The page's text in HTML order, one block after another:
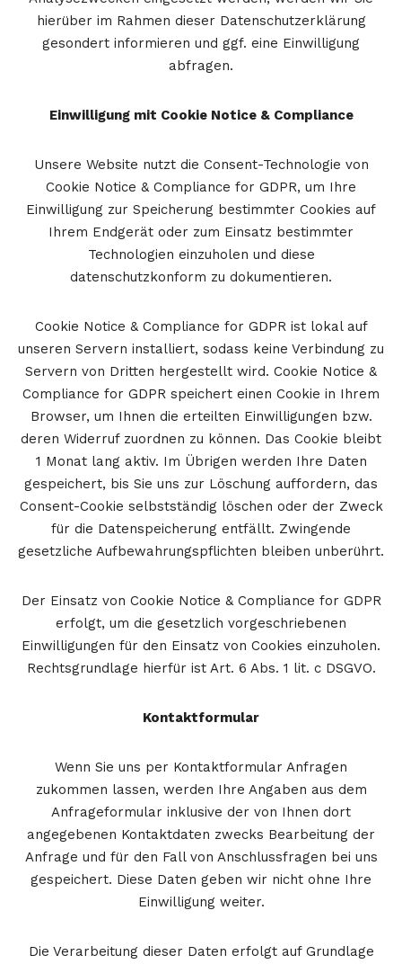
hierüber im Rahmen dieser Datenschutzerklärung
gesondert informieren und ggf. eine Einwilligung
abfragen.
Einwilligung mit Cookie Notice & Compliance
Unsere Website nutzt die Consent-Technologie von
Cookie Notice & Compliance for GDPR, um Ihre
Einwilligung zur Speicherung bestimmter Cookies auf
Ihrem Endgerät oder zum Einsatz bestimmter
Technologien einzuholen und diese
datenschutzkonform zu dokumentieren.
Cookie Notice & Compliance for GDPR ist lokal auf
unseren Servern installiert, sodass keine Verbindung zu
Servern von Dritten hergestellt wird. Cookie Notice &
Compliance for GDPR speichert einen Cookie in Ihrem
Browser, um Ihnen die erteilten Einwilligungen bzw.
deren Widerruf zuordnen zu können. Das Cookie bleibt
1 Monat lang aktiv. Im Übrigen werden Ihre Daten
gespeichert, bis Sie uns zur Löschung auffordern, das
Consent-Cookie selbstständig löschen oder der Zweck
für die Datenspeicherung entfällt. Zwingende
gesetzliche Aufbewahrungspflichten bleiben unberührt.
Der Einsatz von Cookie Notice & Compliance for GDPR
erfolgt, um die gesetzlich vorgeschriebenen
Einwilligungen für den Einsatz von Cookies einzuholen.
Rechtsgrundlage hierfür ist Art. 6 Abs. 1 lit. c DSGVO.
Kontaktformular
Wenn Sie uns per Kontaktformular Anfragen
zukommen lassen, werden Ihre Angaben aus dem
Anfrageformular inklusive der von Ihnen dort
angegebenen Kontaktdaten zwecks Bearbeitung der
Anfrage und für den Fall von Anschlussfragen bei uns
gespeichert. Diese Daten geben wir nicht ohne Ihre
Einwilligung weiter.
Die Verarbeitung dieser Daten erfolgt auf Grundlage